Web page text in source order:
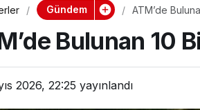
Gündem ATM’de
Bulunan 10
2026, 22:25 yayınlandı